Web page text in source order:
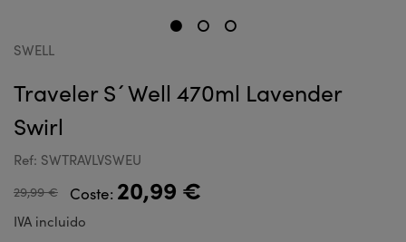
SWELL
Traveler S´Well 470ml Lavender
Swirl
Ref: SWTRAVLVSWEU
29,99 € Coste: 20,99 €
IVA incluido